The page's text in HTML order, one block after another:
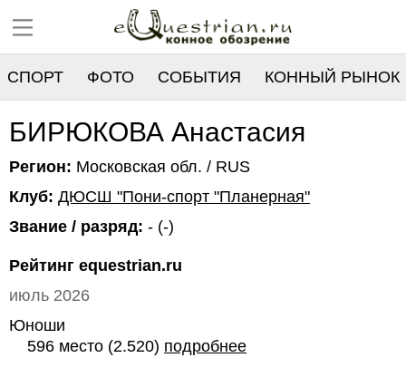
СПОРТ ФОТО СОБЫТИЯ КОННЫЙ РЫНОК
РЕЕСТР
БИРЮКОВА Анастасия
Регион: Московская обл. / RUS
Клуб: ДЮСШ "Пони-спорт "Планерная"
Звание / разряд: - (-)
Рейтинг equestrian.ru
июль 2026
Юноши
596 место (2.520) подробнее